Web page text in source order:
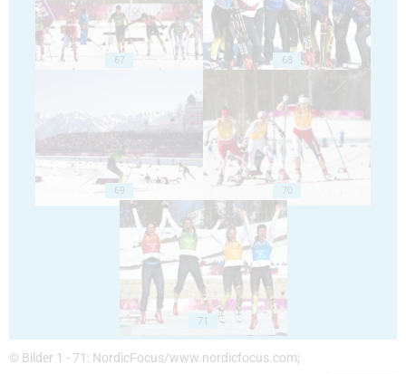
67 68
69 70
71
© Bilder 1 - 71: NordicFocus/www.nordicfocus.com;